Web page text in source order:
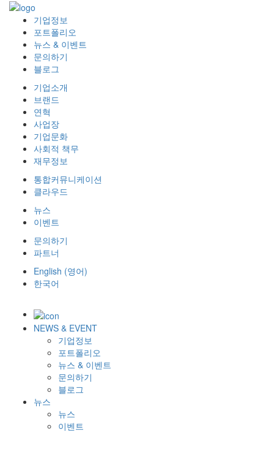
기업정보
포트폴리오
뉴스 & 이벤트
문의하기
블로그
기업소개
브랜드
연혁
사업장
기업문화
사회적 책무
재무정보
통합커뮤니케이션
클라우드
뉴스
이벤트
문의하기
파트너
English (영어)
한국어
NEWS & EVENT
기업정보
포트폴리오
뉴스 & 이벤트
문의하기
블로그
뉴스
뉴스
이벤트